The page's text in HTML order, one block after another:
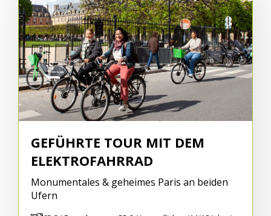
GEFÜHRTE TOUR MIT DEM
ELEKTROFAHRRAD
Monumentales & geheimes Paris an beiden
Ufern